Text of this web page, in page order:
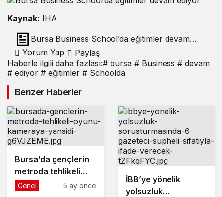
Kaynak: IHA
Bursa Business School’da eğitimler devam
ediyor
Yorum Yap
Paylaş
Haberle ilgili daha fazlası:# bursa # Business # devam
# ediyor # eğitimler # Schoolda
Benzer Haberler
Bursa’da gençlerin
metroda tehlikeli
oyunu kameraya
Genel 5 ay önce
İBB’ye yönelik
yolsuzluk